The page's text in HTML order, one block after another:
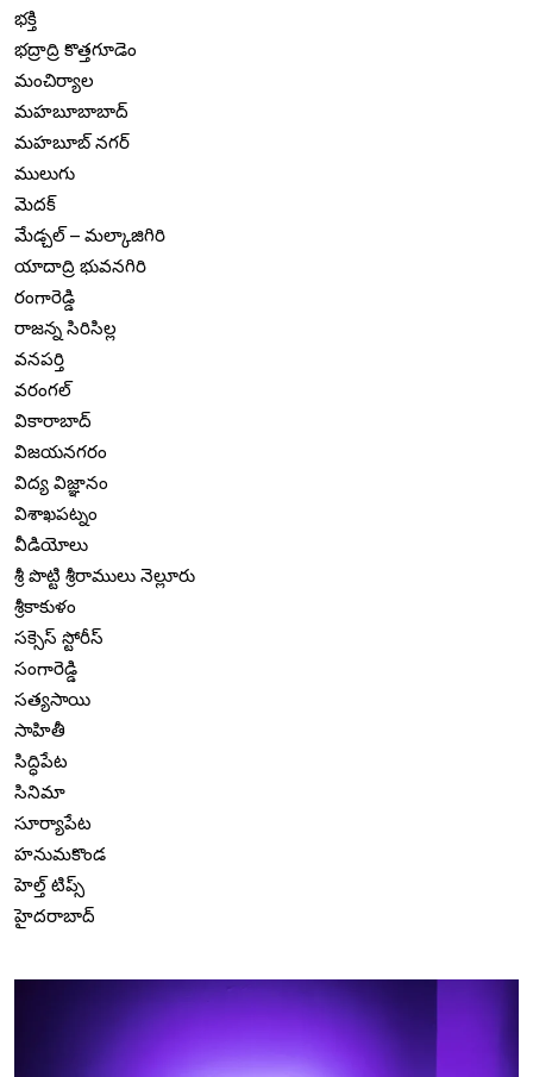
భక్తి
భద్రాద్రి కొత్తగూడెం
మంచిర్యాల
మహబూబాబాద్
మహబూబ్ నగర్
ములుగు
మెదక్
మేడ్చల్ – మల్కాజిగిరి
యాదాద్రి భువనగిరి
రంగారెడ్డి
రాజన్న సిరిసిల్ల
వనపర్తి
వరంగల్
వికారాబాద్
విజయనగరం
విద్య విజ్ఞానం
విశాఖపట్నం
వీడియోలు
శ్రీ పొట్టి శ్రీరాములు నెల్లూరు
శ్రీకాకుళం
సక్సెస్ స్టోరీస్
సంగారెడ్డి
సత్యసాయి
సాహితీ
సిద్ధిపేట
సినిమా
సూర్యాపేట
హనుమకొండ
హెల్త్ టిప్స్
హైదరాబాద్